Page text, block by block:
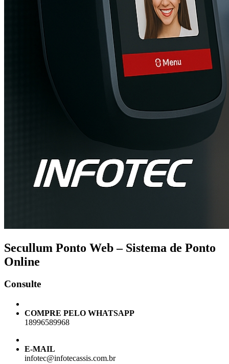
Secullum Ponto Web – Sistema de Ponto
Online
Consulte
COMPRE PELO WHATSAPP
18996589968
E-MAIL
infotec@infotecassis.com.br